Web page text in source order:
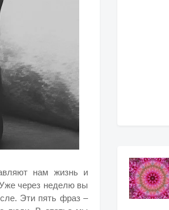
нам жизнь и
через неделю вы
Эти пять фраз –